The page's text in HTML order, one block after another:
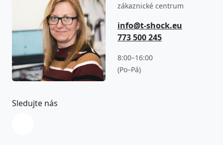
zákaznické centrum
info@t-shock.eu
773 500 245
8:00–16:00
(Po–Pá)
Sledujte nás